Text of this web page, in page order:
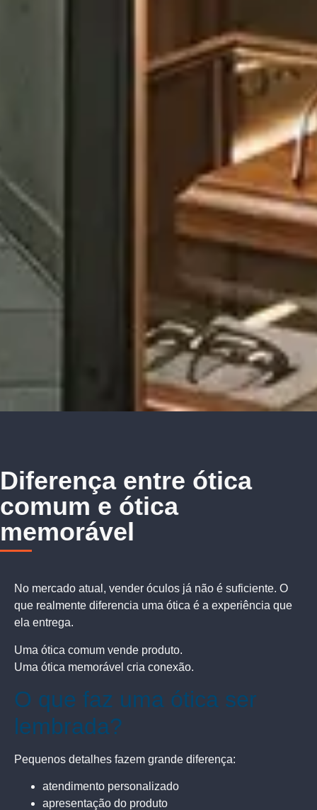
Diferença entre ótica
comum e ótica
memorável
No mercado atual, vender óculos já não é suficiente. O
que realmente diferencia uma ótica é a experiência que
ela entrega.
Uma ótica comum vende produto.
Uma ótica memorável cria conexão.
O que faz uma ótica ser
lembrada?
Pequenos detalhes fazem grande diferença:
atendimento personalizado
apresentação do produto